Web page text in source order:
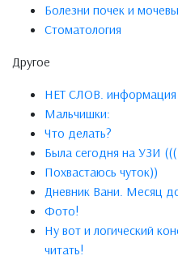
Болезни почек и
Стоматология
Другое
НЕТ СЛОВ. информация
Мальчишки:
Что делать?
Была сегодня на УЗИ (((
Похвастаюсь чуток))
Дневник Вани. Месяц
Фото!
Ну вот и логический
читать!